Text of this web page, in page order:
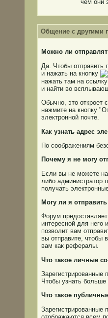
чем они
Общение с другими
Можно ли
Да. Чтобы отправить
и нажать на кнопку
нажать там на
и найти во
Обычно, это откроет
нажмите на кнопку
электронной почте.
Как узнать адрес
По соображениям
Почему я не могу
Если вы не можете
либо администратор
получать
Могу ли я
Форум
интересной для него
позволит вам
вы отправите, чтобы
вам как рефералы.
Что такое личные
Зарегистрированные
Чтобы узнать
Что такое
Зарегистрированные